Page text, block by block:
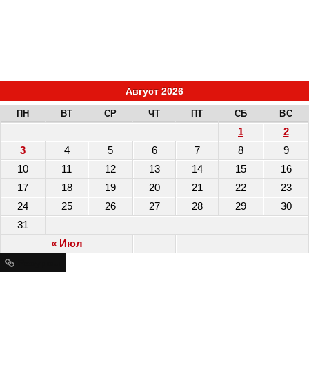
Август 2026
ПН ВТ СР ЧТ ПТ СБ ВС
« Июл
1
2
3
4 5 6 7 8
9
10
11 12 13 14 15
16
17
18 19 20 21 22
23
24
25 26 27 28 29
30
31